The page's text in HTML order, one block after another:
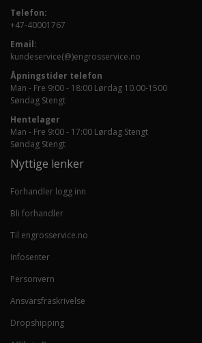
Telefon:
+47-40001767
Email:
kundeservice(@)engrosservice.no
Åpningstider telefon
Man - Fre 9:00 - 18:00 Lørdag 10.00-1500
Søndag Stengt
Hentelager
Man - Fre 9:00 - 17:00 Lørdag Stengt
Søndag Stengt
Nyttige lenker
Forhandler logg inn
Bli forhandler
Til engrosservice.no
Infosenter
Personvern
Ansvarsfraskrivelse
Dropshipping